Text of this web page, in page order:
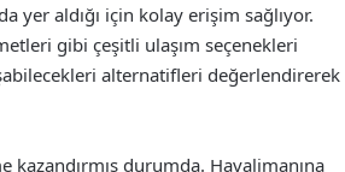
yer aldığı için kolay erişim sağlıyor.
gibi çeşitli ulaşım seçenekleri
alternatifleri değerlendirerek
kazandırmış durumda. Havalimanına